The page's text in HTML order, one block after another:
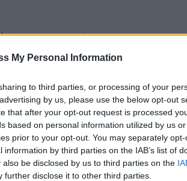
My Personal Information
to third parties, or processing of your
by us, please use the below opt-out
that after your opt-out request is processed
based on personal information utilized by us
prior to your opt-out. You may separately
by third parties on the IAB’s list of
be disclosed by us to third parties on the
further disclose it to other third parties.
aproape moi.
cubulețe în oală și prăjește-o până
o pe o farfurie.
apa, pasta de tomate, frunza de